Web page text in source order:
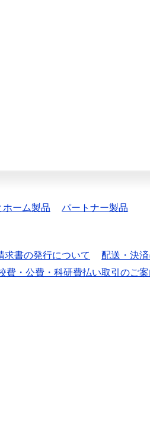
ホーム製品 パートナー製品
求書の発行について 配送・決
費・公費・科研費払い取引のご案